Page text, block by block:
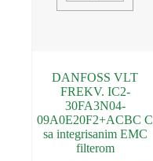
DANFOSS VLT
FREKV. IC2-
30FA3N04-
09A0E20F2+ACBC C
sa integrisanim EMC
filterom